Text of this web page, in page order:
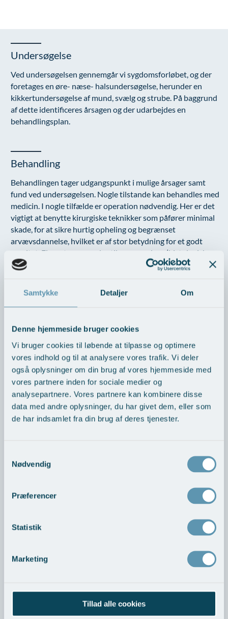
Samtykke Detaljer Om
Denne hjemmeside bruger cookies
Vi bruger cookies til løbende at tilpasse og optimere
vores indhold og til at analysere vores trafik. Vi deler
også oplysninger om din brug af vores hjemmeside med
vores partnere inden for sociale medier og
analysepartnere. Vores partnere kan kombinere disse
data med andre oplysninger, du har givet dem, eller som
de har indsamlet fra din brug af deres tjenester.
Nødvendig
Præferencer
Statistik
Marketing
Tillad alle cookies
Uønsket hårvækst
Kropsforyngelse og opstramning
Intim konturering/foryngelse
Mandlig genitalområde - forskønnelse
Kæbekirurgi
Skræddersyede dropbehandlinger
Før / efter billeder
Prisliste
Skriv dig op
Kvalitet og patienttilfredshed
Persondatapolitik på AROS
Rygepolitik
Samarbejde mellem specialer
Standardbetingelser for privatbetalte
Ventetid i det offentlige - Frit sygehusvalg
Undersøgelse
Ved undersøgelsen gennemgår vi sygdomsforløbet, og der
foretages en øre- næse- halsundersøgelse, herunder en
kikkertundersøgelse af mund, svælg og strube. På baggrund
af dette identificeres årsagen og der udarbejdes en
behandlingsplan.
Behandling
Behandlingen tager udgangspunkt i mulige årsager samt
fund ved undersøgelsen. Nogle tilstande kan behandles med
medicin. I nogle tilfælde er operation nødvendig. Her er det
vigtigt at benytte kirurgiske teknikker som påfører minimal
skade, for at sikre hurtig opheling og begrænset
arvævsdannelse, hvilket er af stor betydning for et godt
resultat. Fjernet væv sendes til væveanalyse (histologisk
undersøgelse).
Samme speciallæge under hele forløbet:
Udredning, behandling
og opfølgning foregår hos den samme speciallæge. Vi sørger
Kontakt Øre- Næse- Halsklinikken
Skriv hvis du har spørgsmål til os og vores behandlinger.
Navn